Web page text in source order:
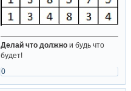
Делай что должно и будь что
будет!
0